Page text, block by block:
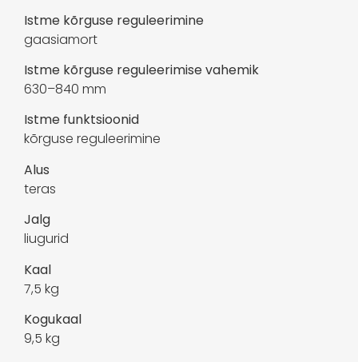
Istme kõrguse reguleerimine
gaasiamort
Istme kõrguse reguleerimise vahemik
630–840 mm
Istme funktsioonid
kõrguse reguleerimine
Alus
teras
Jalg
liugurid
Kaal
7,5 kg
Kogukaal
9,5 kg